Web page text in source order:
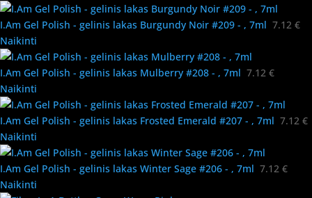
I.Am Gel Polish - gelinis lakas Burgundy Noir #209 - , 7ml 7.12 €
Naikinti
I.Am Gel Polish - gelinis lakas Mulberry #208 - , 7ml 7.12 €
Naikinti
I.Am Gel Polish - gelinis lakas Frosted Emerald #207 - , 7ml 7.12 €
Naikinti
I.Am Gel Polish - gelinis lakas Winter Sage #206 - , 7ml 7.12 €
Naikinti